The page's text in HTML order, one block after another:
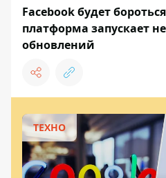
Facebook будет
платформа запускает
обновлений
ТЕХНО